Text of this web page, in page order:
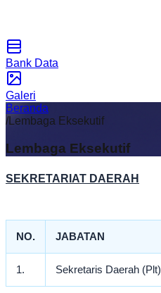
Bank Data
Galeri
Beranda
/ Lembaga Eksekutif
Lembaga Eksekutif
SEKRETARIAT DAERAH
NO. JABATAN
1. Sekretaris Daerah (Plt)